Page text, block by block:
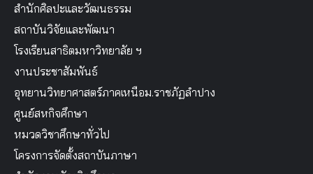
สำนักศิลปะและวัฒนธรรม
สถาบันวิจัยและพัฒนา
โรงเรียนสาธิตมหาวิทยาลัย ฯ
งานประชาสัมพันธ์
อุทยานวิทยาศาสตร์ภาคเหนือม.ราชภัฏลำปาง
ศูนย์สหกิจศึกษา
หมวดวิชาศึกษาทั่วไป
โครงการจัดตั้งสถาบันภาษา